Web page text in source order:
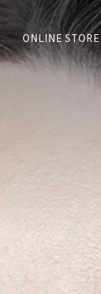
ONLINE STORE